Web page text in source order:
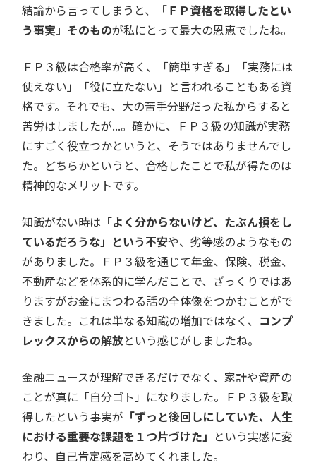
結論から言ってしまうと、
「ＦＰ資格を取得したとい
う事実」そのものが私にとって最大の恩恵でしたね。
ＦＰ３級は合格率が高く、「簡単すぎる」「実務には
使えない」「役に立たない」と言われることもある資
格です。それでも、大の苦手分野だった私からすると
苦労はしましたが...。確かに、ＦＰ３級の知識が実務
にすごく役立つかというと、そうではありませんでし
た。どちらかというと、合格したことで私が得たのは
精神的なメリットです。
知識がない時は 「よく分からないけど、たぶん損をし
ているだろうな」という不安や、劣等感のようなもの
がありました。ＦＰ３級を通じて年金、保険、税金、
不動産などを体系的に学んだことで、ざっくりではあ
りますがお金にまつわる話の全体像をつかむことがで
きました。これは単なる知識の増加ではなく、 コンプ
レックスからの解放という感じがしましたね。
金融ニュースが理解できるだけでなく、家計や資産の
ことが真に「自分ゴト」になりました。ＦＰ３級を取
得したという事実が 「ずっと後回しにしていた、人生
における重要な課題を１つ片づけた」 という実感に変
わり、自己肯定感を高めてくれました。